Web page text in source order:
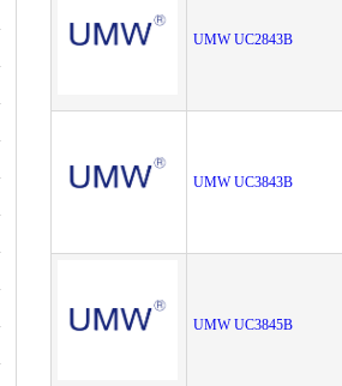
UMW UC2843B
UMW UC3843B
UMW UC3845B